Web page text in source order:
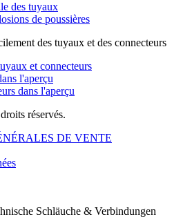
des tuyaux
de poussières
des tuyaux et des connecteurs
et connecteurs
l'aperçu
dans l'aperçu
réservés.
DE VENTE